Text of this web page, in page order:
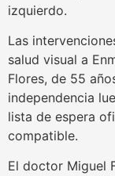
izquierdo.
Las
salud visual a
Flores, de 55
independencia
lista de espera
compatible.
El doctor Miguel